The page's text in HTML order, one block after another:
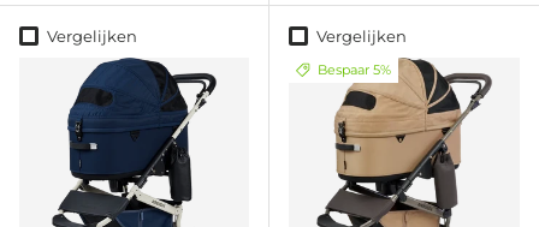
Vergelijken Vergelijken
Bespaar 5%